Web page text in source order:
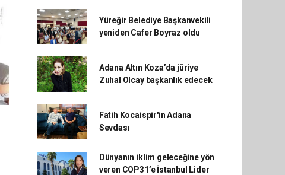
Yüreğir Belediye Başkanvekili
yeniden Cafer Boyraz oldu
Adana Altın Koza’da jüriye
Zuhal Olcay başkanlık edecek
Fatih Kocaispir'in Adana
Sevdası
Dünyanın iklim geleceğine yön
veren COP31’e İstanbul Lider